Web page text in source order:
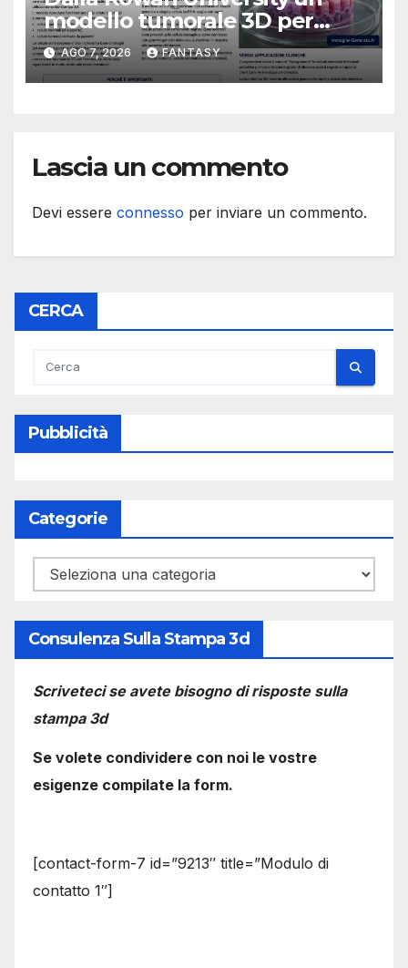
modello tumorale 3D per
studiare il dialogo tra cancro
e cellule staminali
AGO 7, 2026 FANTASY
Lascia un commento
Devi essere connesso per inviare un commento.
CERCA
Pubblicità
Categorie
Categorie
Consulenza Sulla Stampa 3d
Scriveteci se avete bisogno di risposte sulla
stampa 3d
Se volete condividere con noi le vostre
esigenze compilate la form.
[contact-form-7 id=”9213″ title=”Modulo di
contatto 1″]